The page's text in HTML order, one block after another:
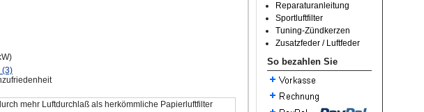
Reparaturanleitung
Sportluftfilter
Tuning-Zündkerzen
Zusatzfeder / Luftfeder
So bezahlen Sie
(3)
mehr Luftdurchlaß als herkömmliche Papierluftfilter